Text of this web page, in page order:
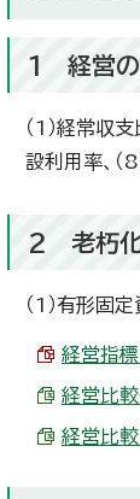
1 経営の
（1）経常収
設利用率、（
2 老朽
（1）有形固
経営指
経営比
経営比